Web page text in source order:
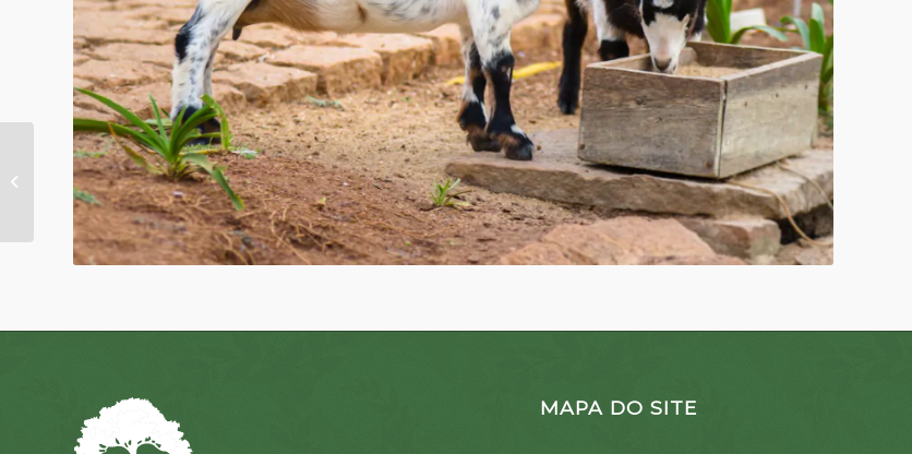
MAPA DO SITE
CANECAS
SUCULENTAS